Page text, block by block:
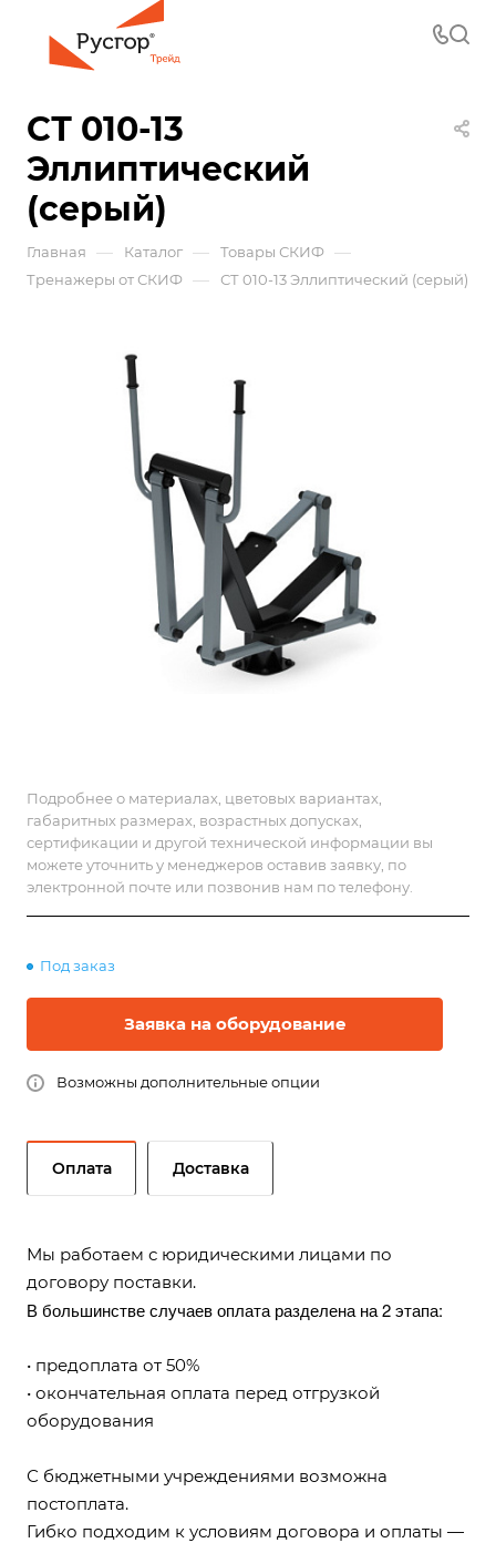
СТ 010-13
Эллиптический
(серый)
Главная — Каталог — Товары СКИФ —
Тренажеры от СКИФ — СТ 010-13 Эллиптический (серый)
Подробнее о материалах, цветовых вариантах,
габаритных размерах, возрастных допусках,
сертификации и другой технической информации вы
можете уточнить у менеджеров оставив заявку, по
электронной почте или позвонив нам по телефону.
Под заказ
Заявка на оборудование
Возможны дополнительные опции
Оплата Доставка
Мы работаем с юридическими лицами по
договору поставки.
В большинстве случаев оплата разделена на 2 этапа:
• предоплата от 50%
• окончательная оплата перед отгрузкой
оборудования
С бюджетными учреждениями возможна
постоплата.
Гибко подходим к условиям договора и оплаты —